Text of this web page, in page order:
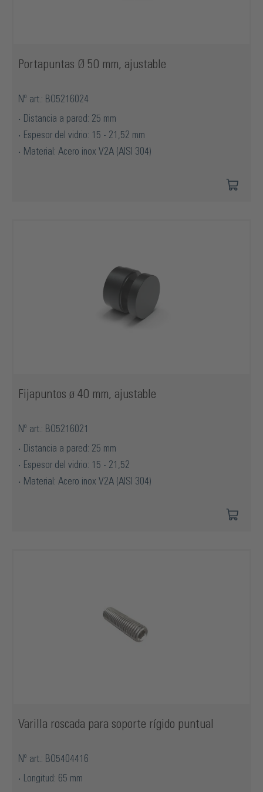
Portapuntas Ø 50 mm, ajustable
Nº art.: BO5216024
Distancia a pared: 25 mm
Espesor del vidrio: 15 - 21,52 mm
Material: Acero inox V2A (AISI 304)
Fijapuntos ø 40 mm, ajustable
Nº art.: BO5216021
Distancia a pared: 25 mm
Espesor del vidrio: 15 - 21,52
Material: Acero inox V2A (AISI 304)
Varilla roscada para soporte rígido puntual
Nº art.: BO5404416
Longitud: 65 mm